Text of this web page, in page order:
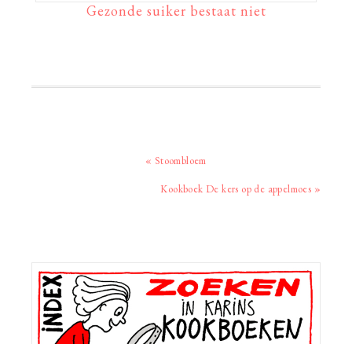
Gezonde suiker bestaat niet
Vorig
« Stoombloem
Volgend
Kookboek De kers op de appelmoes »
Primaire
Sidebar